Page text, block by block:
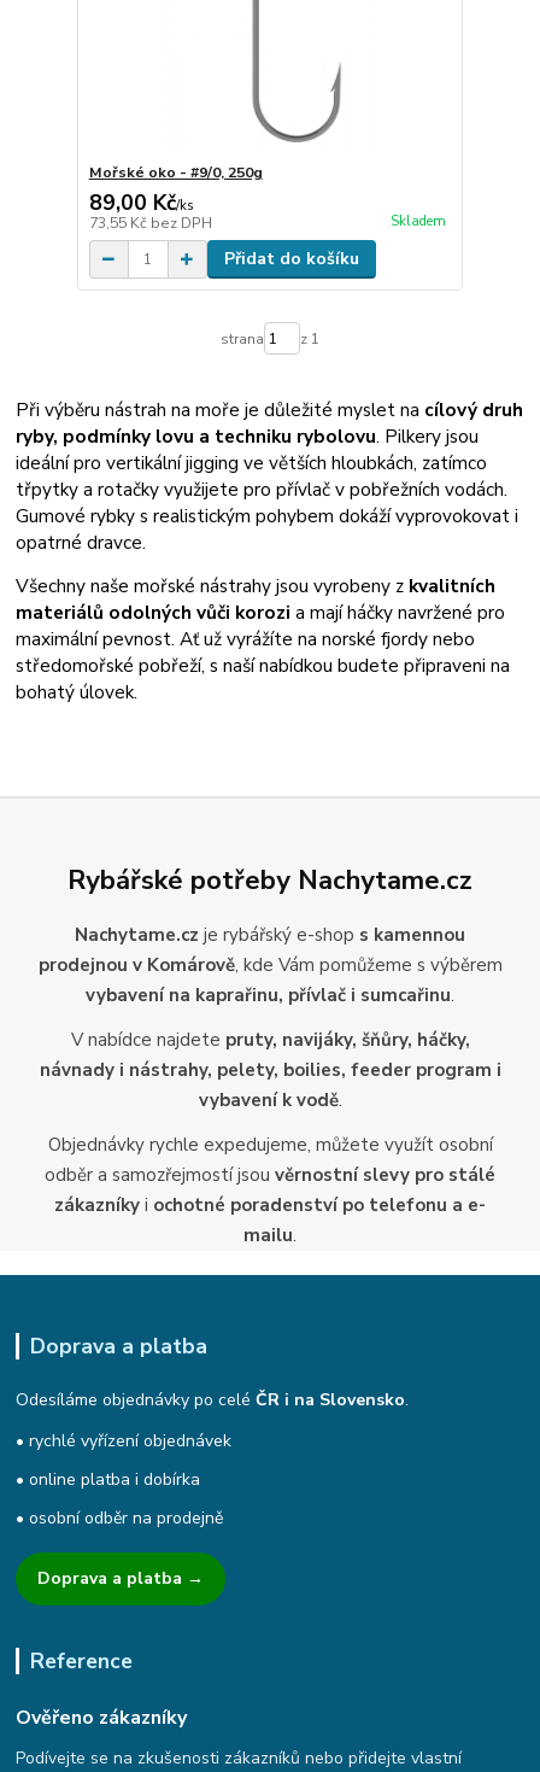
Mořské oko - #9/0, 250g
89,00 Kč/ks
73,55 Kč bez DPH Skladem
Přidat do košíku
strana z 1
Při výběru nástrah na moře je důležité myslet na cílový druh
ryby, podmínky lovu a techniku rybolovu. Pilkery jsou
ideální pro vertikální jigging ve větších hloubkách, zatímco
třpytky a rotačky využijete pro přívlač v pobřežních vodách.
Gumové rybky s realistickým pohybem dokáží vyprovokovat i
opatrné dravce.
Všechny naše mořské nástrahy jsou vyrobeny z kvalitních
materiálů odolných vůči korozi a mají háčky navržené pro
maximální pevnost. Ať už vyrážíte na norské fjordy nebo
středomořské pobřeží, s naší nabídkou budete připraveni na
bohatý úlovek.
Rybářské potřeby Nachytame.cz
Nachytame.cz je rybářský e-shop s kamennou
prodejnou v Komárově, kde Vám pomůžeme s výběrem
vybavení na kaprařinu, přívlač i sumcařinu.
V nabídce najdete pruty, navijáky, šňůry, háčky,
návnady i nástrahy, pelety, boilies, feeder program i
vybavení k vodě.
Objednávky rychle expedujeme, můžete využít osobní
odběr a samozřejmostí jsou věrnostní slevy pro stálé
zákazníky i ochotné poradenství po telefonu a e-
mailu.
Doprava a platba
Odesíláme objednávky po celéČR i na Slovensko.
• rychlé vyřízení objednávek
• online platba i dobírka
• osobní odběr na prodejně
Doprava a platba →
Reference
Ověřeno zákazníky
Podívejte se na zkušenosti zákazníků nebo přidejte vlastní